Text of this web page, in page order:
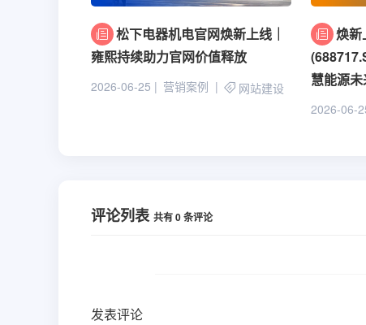
松下电器机电官网焕新上线｜
雍熙持续助力官网价值释放
2026-06-25 营销案例 网站建设
焕新
慧能源
2026-06-
评论列表 共有0条评论
发表评论